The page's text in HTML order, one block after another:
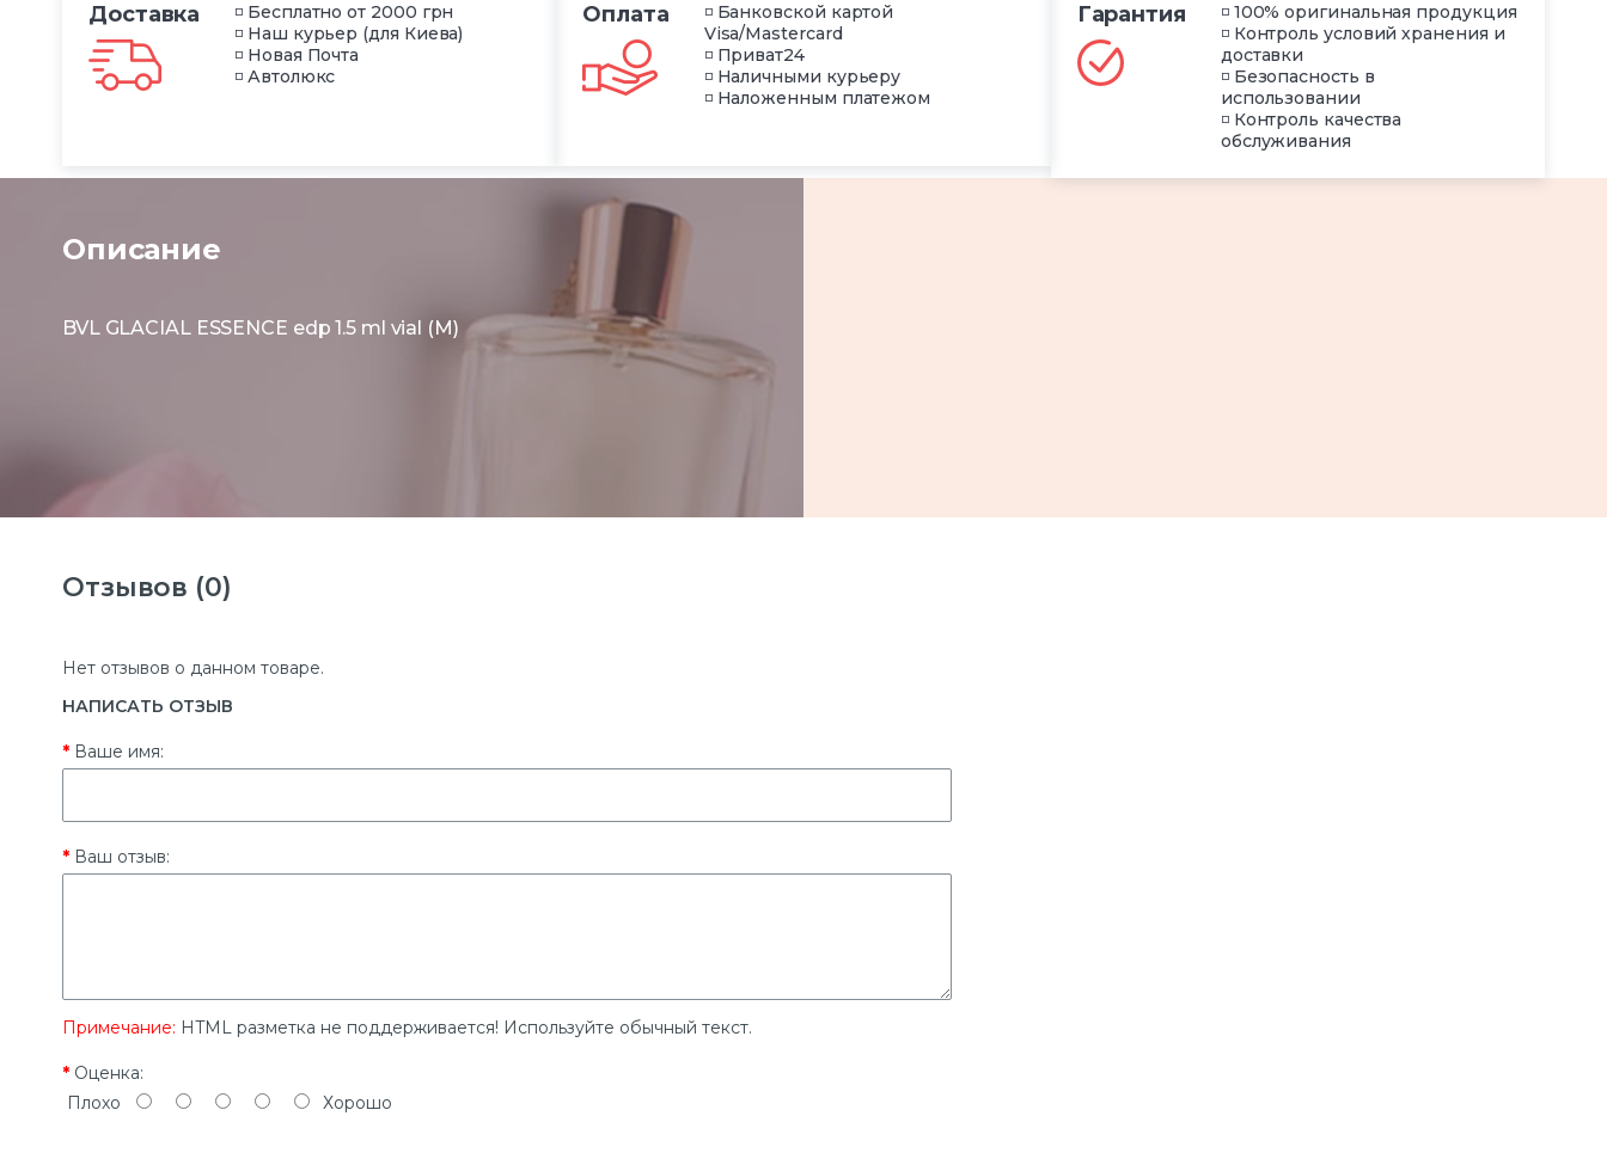
Доставка
◽ Бесплатно от 2000 грн
◽ Наш курьер (для Киева)
◽ Новая Почта
◽ Автолюкс
Оплата
◽ Банковской картой
Visa/Mastercard
◽ Приват24
◽ Наличными курьеру
◽ Наложенным платежом
Гарантия
◽ 100% оригинальная продукция
◽ Контроль условий хранения и
доставки
◽ Безопасность в
использовании
◽ Контроль качества
обслуживания
Описание
BVL GLACIAL ESSENCE edp 1.5 ml vial (M)
Отзывов (0)
Нет отзывов о данном товаре.
НАПИСАТЬ ОТЗЫВ
Ваше имя:
Ваш отзыв:
Примечание: HTML разметка не поддерживается! Используйте обычный текст.
Оценка:
Плохо
Хорошо